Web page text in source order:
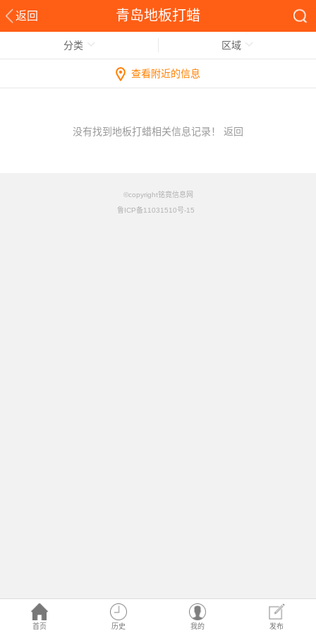
返回 青岛地板打蜡
首页 历史 我的 发布
分类 区域
查看附近的信息
没有找到地板打蜡相关信息记录！ 返回
©copyright铭竟信息网
鲁ICP备11031510号-15